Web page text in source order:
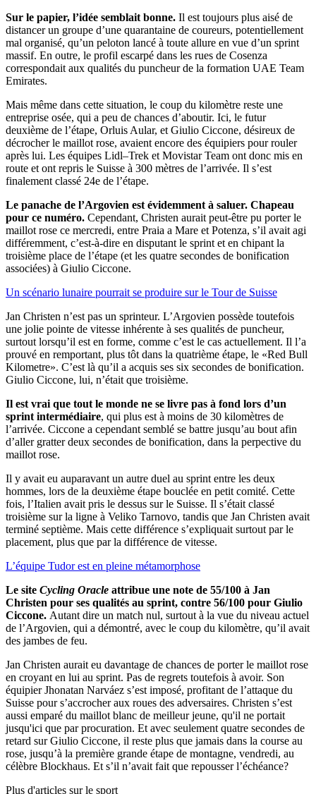
Sur le papier, l’idée semblait bonne. Il est toujours plus aisé de
distancer un groupe d’une quarantaine de coureurs, potentiellement
mal organisé, qu’un peloton lancé à toute allure en vue d’un sprint
massif. En outre, le profil escarpé dans les rues de Cosenza
correspondait aux qualités du puncheur de la formation UAE Team
Emirates.
Mais même dans cette situation, le coup du kilomètre reste une
entreprise osée, qui a peu de chances d’aboutir. Ici, le futur
deuxième de l’étape, Orluis Aular, et Giulio Ciccone, désireux de
décrocher le maillot rose, avaient encore des équipiers pour rouler
après lui. Les équipes Lidl–Trek et Movistar Team ont donc mis en
route et ont repris le Suisse à 300 mètres de l’arrivée. Il s’est
finalement classé 24e de l’étape.
Le panache de l’Argovien est évidemment à saluer. Chapeau
pour ce numéro. Cependant, Christen aurait peut-être pu porter le
maillot rose ce mercredi, entre Praia a Mare et Potenza, s’il avait agi
différemment, c’est-à-dire en disputant le sprint et en chipant la
troisième place de l’étape (et les quatre secondes de bonification
associées) à Giulio Ciccone.
Un scénario lunaire pourrait se produire sur le Tour de Suisse
Jan Christen n’est pas un sprinteur. L’Argovien possède toutefois
une jolie pointe de vitesse inhérente à ses qualités de puncheur,
surtout lorsqu’il est en forme, comme c’est le cas actuellement. Il l’a
prouvé en remportant, plus tôt dans la quatrième étape, le «Red Bull
Kilometre». C’est là qu’il a acquis ses six secondes de bonification.
Giulio Ciccone, lui, n’était que troisième.
Il est vrai que tout le monde ne se livre pas à fond lors d’un
sprint intermédiaire, qui plus est à moins de 30 kilomètres de
l’arrivée. Ciccone a cependant semblé se battre jusqu’au bout afin
d’aller gratter deux secondes de bonification, dans la perpective du
maillot rose.
Il y avait eu auparavant un autre duel au sprint entre les deux
hommes, lors de la deuxième étape bouclée en petit comité. Cette
fois, l’Italien avait pris le dessus sur le Suisse. Il s’était classé
troisième sur la ligne à Veliko Tarnovo, tandis que Jan Christen avait
terminé septième. Mais cette différence s’expliquait surtout par le
placement, plus que par la différence de vitesse.
L’équipe Tudor est en pleine métamorphose
Le site Cycling Oracle attribue une note de 55/100 à Jan
Christen pour ses qualités au sprint, contre 56/100 pour Giulio
Ciccone. Autant dire un match nul, surtout à la vue du niveau actuel
de l’Argovien, qui a démontré, avec le coup du kilomètre, qu’il avait
des jambes de feu.
Jan Christen aurait eu davantage de chances de porter le maillot rose
en croyant en lui au sprint. Pas de regrets toutefois à avoir. Son
équipier Jhonatan Narváez s’est imposé, profitant de l’attaque du
Suisse pour s’accrocher aux roues des adversaires. Christen s’est
aussi emparé du maillot blanc de meilleur jeune, qu'il ne portait
jusqu'ici que par procuration. Et avec seulement quatre secondes de
retard sur Giulio Ciccone, il reste plus que jamais dans la course au
rose, jusqu’à la première grande étape de montagne, vendredi, au
célèbre Blockhaus. Et s’il n’avait fait que repousser l’échéance?
Plus d'articles sur le sport